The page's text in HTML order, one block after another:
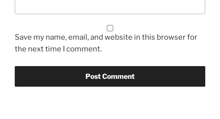
Save my name, email, and website in this browser for
the next time I comment.